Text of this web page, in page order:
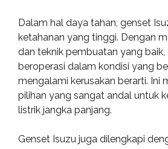
Dalam hal daya tahan, genset
ketahanan yang tinggi. Dengan
dan teknik pembuatan yang
beroperasi dalam kondisi yang
mengalami kerusakan berarti. Ini
pilihan yang sangat andal untuk
listrik jangka panjang.
Genset Isuzu juga dilengkapi